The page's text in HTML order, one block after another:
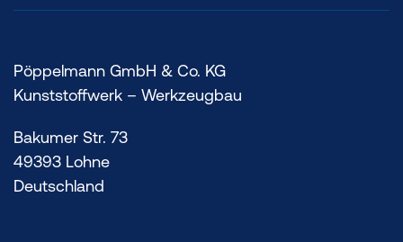
Pöppelmann GmbH & Co. KG
Kunststoffwerk – Werkzeugbau
Bakumer Str. 73
49393 Lohne
Deutschland